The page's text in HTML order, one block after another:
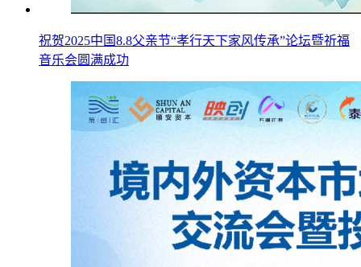
祝贺2025中国8.8父亲节“孝行天下家风传承”论坛暨祈福
音乐会圆满成功